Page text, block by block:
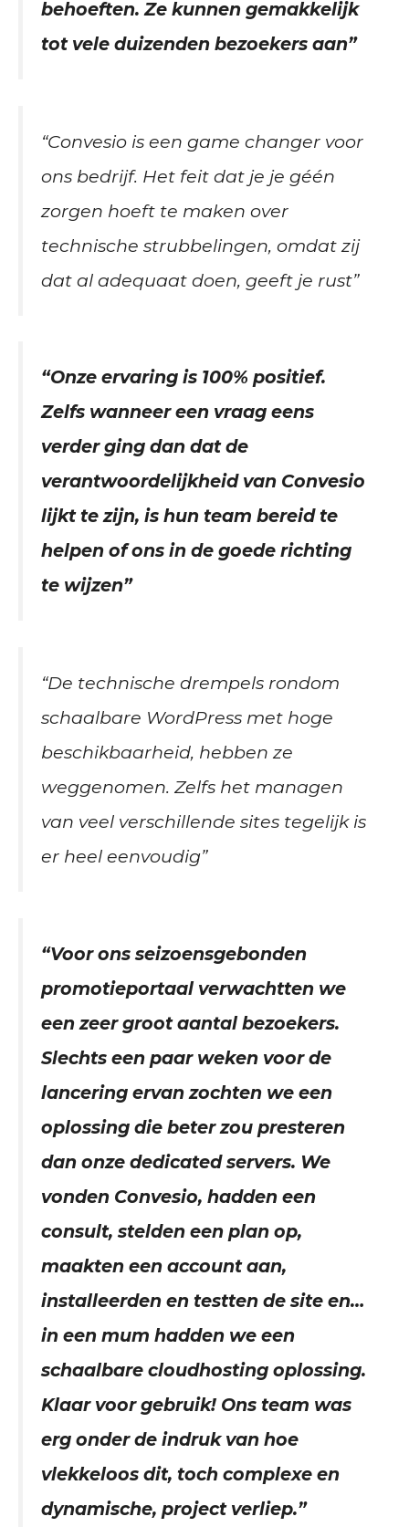
behoeften. Ze kunnen gemakkelijk
tot vele duizenden bezoekers aan”
“Convesio is een game changer voor
ons bedrijf. Het feit dat je je géén
zorgen hoeft te maken over
technische strubbelingen, omdat zij
dat al adequaat doen, geeft je rust”
“Onze ervaring is 100% positief.
Zelfs wanneer een vraag eens
verder ging dan dat de
verantwoordelijkheid van Convesio
lijkt te zijn, is hun team bereid te
helpen of ons in de goede richting
te wijzen”
“De technische drempels rondom
schaalbare WordPress met hoge
beschikbaarheid, hebben ze
weggenomen. Zelfs het managen
van veel verschillende sites tegelijk is
er heel eenvoudig”
“Voor ons seizoensgebonden
promotieportaal verwachtten we
een zeer groot aantal bezoekers.
Slechts een paar weken voor de
lancering ervan zochten we een
oplossing die beter zou presteren
dan onze dedicated servers. We
vonden Convesio, hadden een
consult, stelden een plan op,
maakten een account aan,
installeerden en testten de site en…
in een mum hadden we een
schaalbare cloudhosting oplossing.
Klaar voor gebruik! Ons team was
erg onder de indruk van hoe
vlekkeloos dit, toch complexe en
dynamische, project verliep.”